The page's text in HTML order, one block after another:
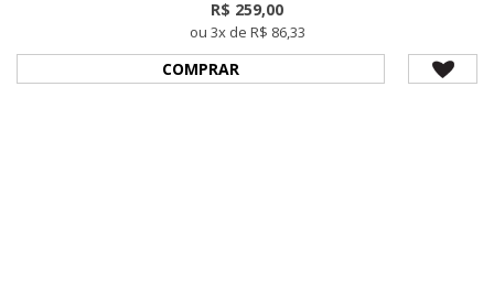
R$ 259,00
ou 3x de R$ 86,33
COMPRAR